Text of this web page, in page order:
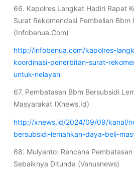
66. Kapolres Langkat Hadiri Rapat
Surat Rekomendasi Pembelian Bbm
(Infobenua.Com)
http://infobenua.com/kapolres-
koordinasi-penerbitan-surat-
untuk-nelayan
67. Pembatasan Bbm Bersubsidi
Masyarakat (Xnews.Id)
http://xnews.id/2024/09/09/kanal/
bersubsidi-lemahkan-daya-beli-
68. Mulyanto: Rencana
Sebaiknya Ditunda (Vanusnews)